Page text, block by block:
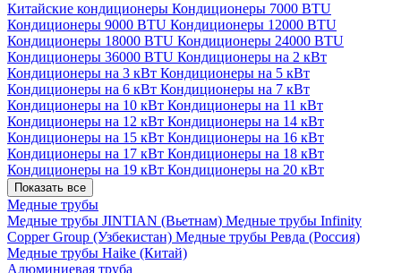
Китайские кондиционеры Кондиционеры 7000 BTU
Кондиционеры 9000 BTU Кондиционеры 12000 BTU
Кондиционеры 18000 BTU Кондиционеры 24000 BTU
Кондиционеры 36000 BTU Кондиционеры на 2 кВт
Кондиционеры на 3 кВт Кондиционеры на 5 кВт
Кондиционеры на 6 кВт Кондиционеры на 7 кВт
Кондиционеры на 10 кВт Кондиционеры на 11 кВт
Кондиционеры на 12 кВт Кондиционеры на 14 кВт
Кондиционеры на 15 кВт Кондиционеры на 16 кВт
Кондиционеры на 17 кВт Кондиционеры на 18 кВт
Кондиционеры на 19 кВт Кондиционеры на 20 кВт
Показать все
Медные трубы
Медные трубы JINTIAN (Вьетнам) Медные трубы Infinity
Copper Group (Узбекистан) Медные трубы Ревда (Россия)
Медные трубы Haike (Китай)
Алюминиевая труба